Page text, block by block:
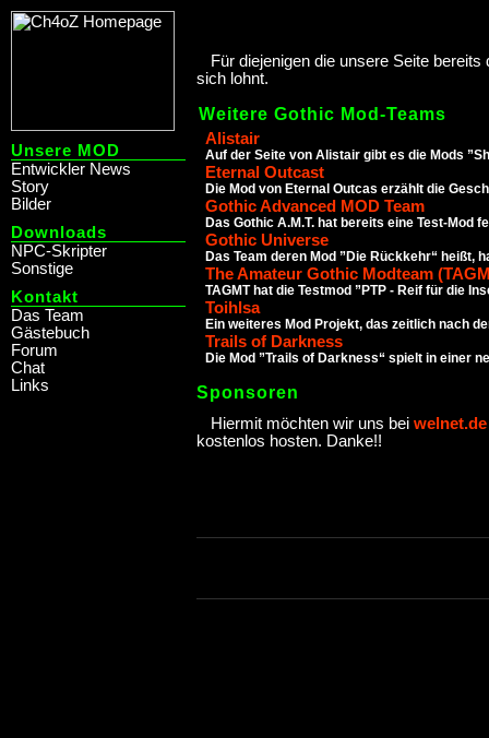
Unsere MOD
Entwickler News
Story
Bilder
Downloads
NPC-Skripter
Sonstige
Kontakt
Das Team
Gästebuch
Forum
Chat
Links
Für diejenigen die unsere Seite
sich lohnt.
Weitere Gothic Mod-Teams
Alistair
Auf der Seite von Alistair gibt es die Mods
Eternal Outcast
Die Mod von Eternal Outcas erzählt die
Gothic Advanced MOD Team
Das Gothic A.M.T. hat bereits eine Test-Mod
Gothic Universe
Das Team deren Mod ”Die Rückkehr“
The Amateur Gothic Modteam
TAGMT hat die Testmod ”PTP - Reif für die
Toihlsa
Ein weiteres Mod Projekt, das zeitlich nach
Trails of Darkness
Die Mod ”Trails of Darkness“ spielt in einer
Sponsoren
Hiermit möchten wir uns beiwelnet.de
kostenlos hosten. Danke!!